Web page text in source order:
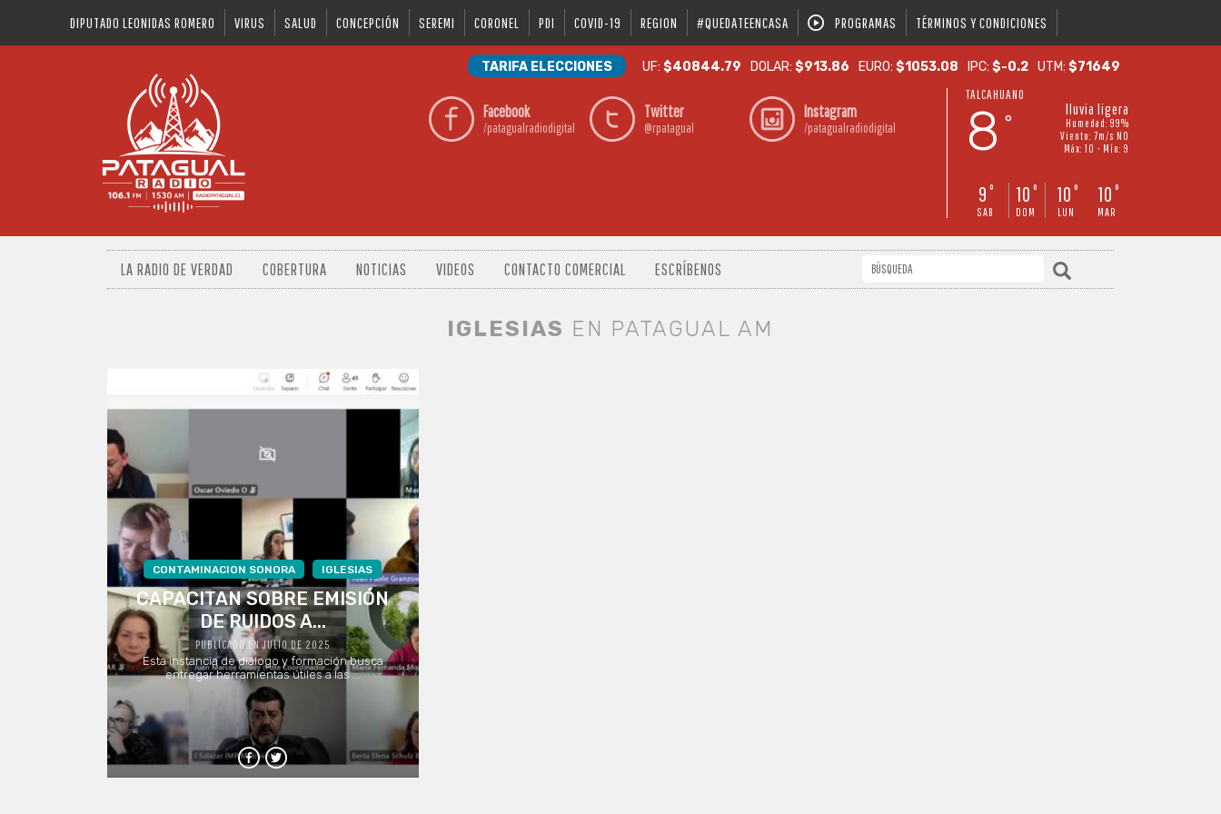
DIPUTADO LEONIDAS ROMERO VIRUS SALUD CONCEPCIÓN SEREMI CORONEL PDI COVID-19 REGION #QUEDATEENCASA PROGRAMAS TÉRMINOS Y CONDICIONES
TARIFA ELECCIONES UF:$40844.79 DOLAR:$913.86 EURO:$1053.08 IPC:$-0.2 UTM:$71649
Facebook
/patagualradiodigital
Twitter
@rpatagual
Instagram
/patagualradiodigital
TALCAHUANO
8 °
lluvia ligera
Humedad: 99%
Viento: 7m/s NO
Máx: 10 • Mín: 9
9 °
SAB
10 °
DOM
10 °
LUN
10 °
MAR
LA RADIO DE VERDAD COBERTURA NOTICIAS VIDEOS CONTACTO COMERCIAL ESCRÍBENOS
IGLESIAS EN PATAGUAL AM
CONTAMINACION SONORA IGLESIAS
CAPACITAN SOBRE EMISIÓN
DE RUIDOS A...
PUBLICADO EN JULIO DE 2025
Esta instancia de diálogo y formación busca
entregar herramientas útiles a las ...